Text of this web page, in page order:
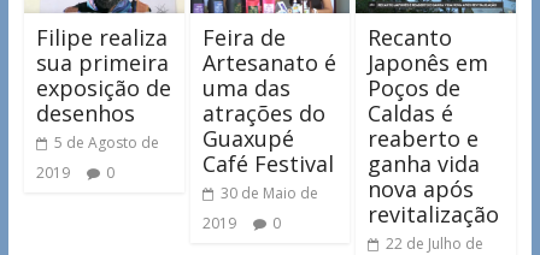
Filipe realiza
sua primeira
exposição de
desenhos
5 de Agosto de
2019
0
Feira de
Artesanato é
uma das
atrações do
Guaxupé
Café Festival
30 de Maio de
2019
0
Recanto
Japonês em
Poços de
Caldas é
reaberto e
ganha vida
nova após
revitalização
22 de Julho de